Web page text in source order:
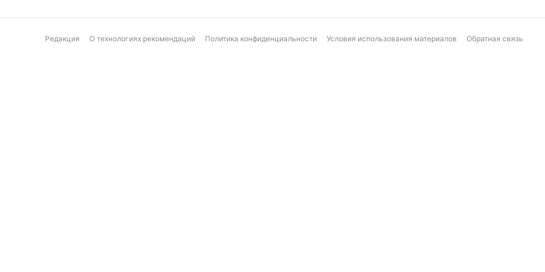
Редакция О технологиях рекомендаций Политика конфиденциальности Условия использования материалов Обратная связь